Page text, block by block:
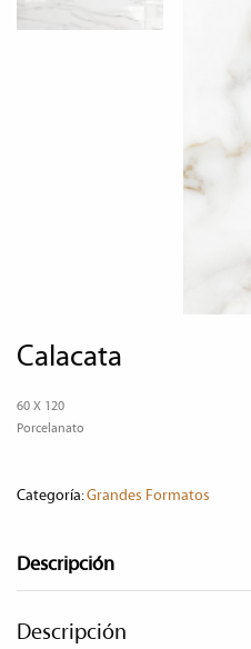
calacata
60 X 120
Porcelanato
Categoría:Grandes Formatos
Descripción
Descripción